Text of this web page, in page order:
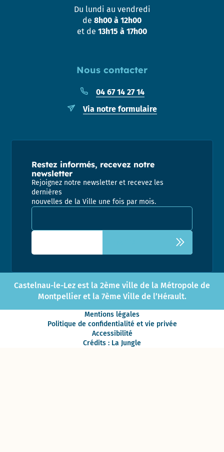
Nous contacter
04 67 14 27 14
Via notre formulaire
Du lundi au vendredi
de 8h00 à 12h00
et de 13h15 à 17h00
Restez informés, recevez notre
newsletter
Rejoignez notre newsletter et recevez les
dernières
nouvelles de la Ville une fois par mois.
Adresse email pour la newsletter
Castelnau-le-Lez est la 2ème ville de la Métropole de
Montpellier et la 7ème Ville de l’Hérault.
Mentions légales
Politique de confidentialité et vie privée
Accessibilité
Crédits : La Jungle